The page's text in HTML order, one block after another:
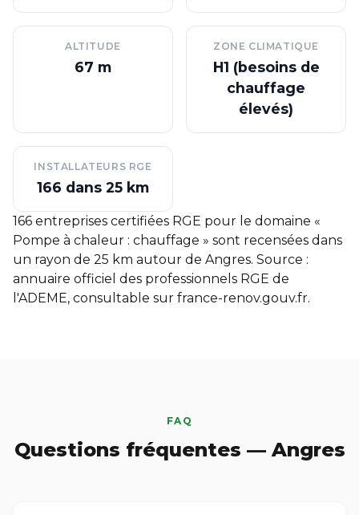
ALTITUDE
67 m
ZONE CLIMATIQUE
H1 (besoins de
chauffage
élevés)
INSTALLATEURS RGE
166 dans 25 km
166 entreprises certifiées RGE pour le domaine «
Pompe à chaleur : chauffage » sont recensées dans
un rayon de 25 km autour de Angres. Source :
annuaire officiel des professionnels RGE de
l'ADEME, consultable sur france-renov.gouv.fr.
FAQ
Questions fréquentes — Angres